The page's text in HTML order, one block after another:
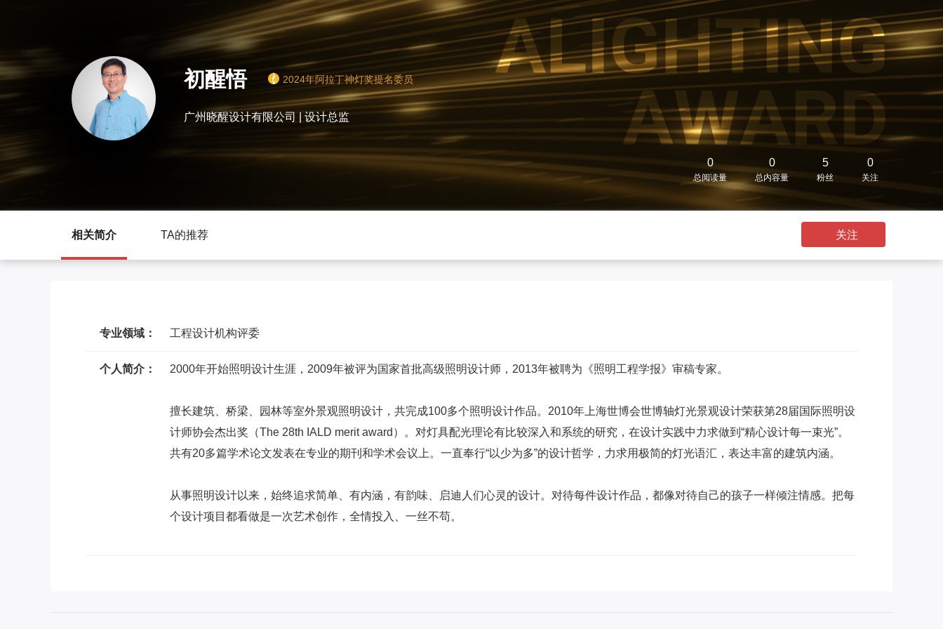
初醒悟 2024年阿拉丁神灯奖提名委员
广州晓醒设计有限公司 | 设计总监
0
总阅读量
0
总内容量
5
粉丝
0
关注
相关简介 TA的推荐 关注
专业领域： 工程设计机构评委
个人简介： 2000年开始照明设计生涯，2009年被评为国家首批高级照明设计师，2013年被聘为《照明工程学报》审稿专家。
擅长建筑、桥梁、园林等室外景观照明设计，共完成100多个照明设计作品。2010年上海世博会世博轴灯光景观设计荣获第28届国际照明设
计师协会杰出奖（The 28th IALD merit award）。对灯具配光理论有比较深入和系统的研究，在设计实践中力求做到“精心设计每一束光”。
共有20多篇学术论文发表在专业的期刊和学术会议上。一直奉行“以少为多”的设计哲学，力求用极简的灯光语汇，表达丰富的建筑内涵。
从事照明设计以来，始终追求简单、有内涵，有韵味、启迪人们心灵的设计。对待每件设计作品，都像对待自己的孩子一样倾注情感。把每
个设计项目都看做是一次艺术创作，全情投入、一丝不苟。